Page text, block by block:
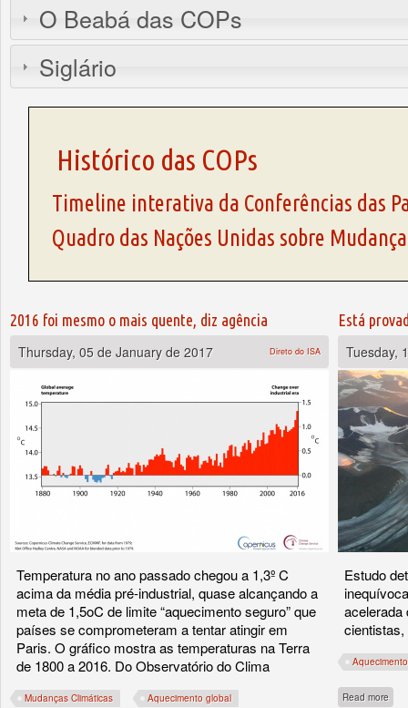
O Beabá das COPs
Siglário
Histórico das COPs
Timeline interativa da Conferências das
Quadro das Nações Unidas sobre
2016 foi mesmo o mais quente, diz agência
Thursday, 05 de January de 2017
Direto do ISA
Temperatura no ano passado chegou a 1,3º C
acima da média pré-industrial, quase alcançando a
meta de 1,5oC de limite “aquecimento seguro” que
países se comprometeram a tentar atingir em
Paris. O gráfico mostra as temperaturas na Terra
de 1800 a 2016. Do Observatório do Clima
Mudanças Climáticas Aquecimento global
Está
Tuesday,
Estudo
acelerada
cientistas,
Read more
Pages